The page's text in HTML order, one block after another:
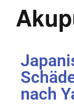
nach